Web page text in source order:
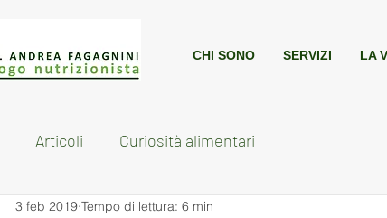
CHI SONO SERVIZI LA
Articoli Curiosità alimentari
3 feb 2019 Tempo di lettura: 6 min